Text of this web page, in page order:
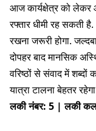
आज कार्यक्षेत्र को
रफ्तार धीमी रह सकती
रखना जरूरी होगा.
दोपहर बाद मानसिक
वरिष्ठों से संवाद में
यात्रा टालना बेहतर
लकी नंबर: 5 | लकी